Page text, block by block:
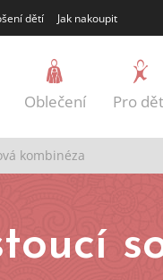
dětí Jak nakoupit
Oblečení Pro
Blog
kombinéza